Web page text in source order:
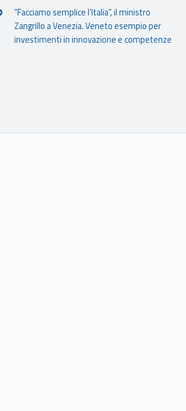
“Facciamo semplice l’Italia”, il ministro
Zangrillo a Venezia. Veneto esempio per
investimenti in innovazione e competenze